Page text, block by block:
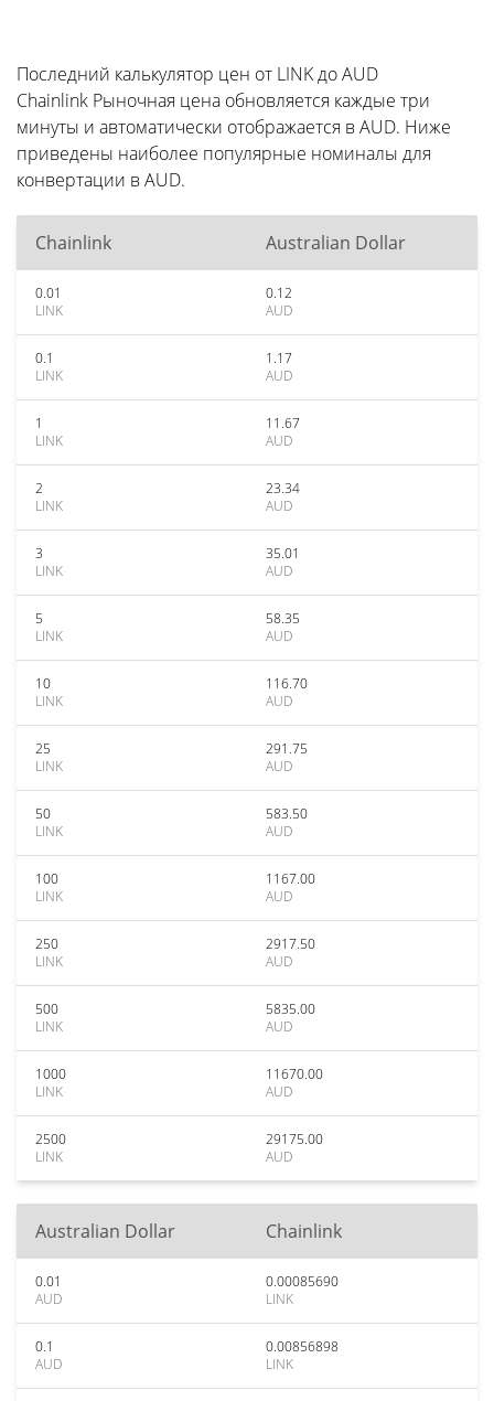
Последний калькулятор цен от LINK до AUD
Chainlink Рыночная цена обновляется каждые три
минуты и автоматически отображается в AUD. Ниже
приведены наиболее популярные номиналы для
конвертации в AUD.
Chainlink Australian Dollar
0.01
LINK
0.12
AUD
0.1
LINK
1.17
AUD
1
LINK
11.67
AUD
2
LINK
23.34
AUD
3
LINK
35.01
AUD
5
LINK
58.35
AUD
10
LINK
116.70
AUD
25
LINK
291.75
AUD
50
LINK
583.50
AUD
100
LINK
1167.00
AUD
250
LINK
2917.50
AUD
500
LINK
5835.00
AUD
1000
LINK
11670.00
AUD
2500
LINK
29175.00
AUD
Australian Dollar Chainlink
0.01
AUD
0.00085690
LINK
0.1
AUD
0.00856898
LINK